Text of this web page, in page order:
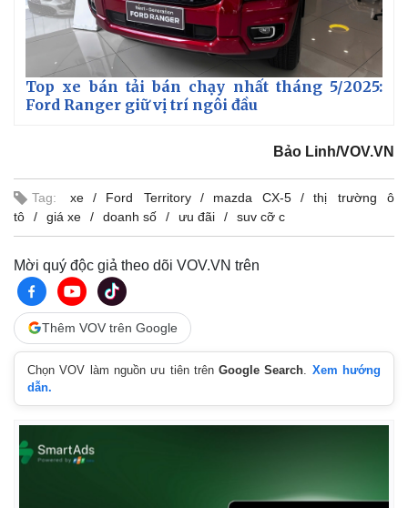
Kinh tế
Bất động sản
Khởi nghiệp
Thị trường
Giá vàng
Tiêu dùng
Tỷ giá
Chứng khoán
Giá cà phê
Top xe bán tải bán chạy nhất tháng 5/2025:
Ford Ranger giữ vị trí ngôi đầu
Bảo Linh/VOV.VN
Tag: xe Ford Territory mazda CX-5
thị trường ô
tô
giá xe doanh số ưu đãi suv cỡ c
Mời quý độc giả theo dõi VOV.VN trên
Thêm VOV trên Google
Chọn VOV làm nguồn ưu tiên trênGoogle Search
Xem hướng
dẫn.